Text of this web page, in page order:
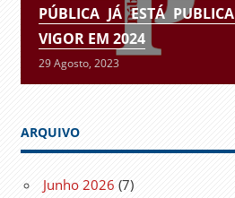
PÚBLICA JÁ ESTÁ
VIGOR EM 2024
29 Agosto, 2023
ARQUIVO
Junho 2026 (7)